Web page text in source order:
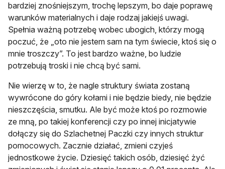
bardziej znośniejszym, trochę lepszym, bo daje poprawę
warunków materialnych i daje rodzaj jakiejś uwagi.
Spełnia ważną potrzebę wobec ubogich, którzy mogą
poczuć, że „oto nie jestem sam na tym świecie, ktoś się o
mnie troszczy”. To jest bardzo ważne, bo ludzie
potrzebują troski i nie chcą być sami.
Nie wierzę w to, że nagle struktury świata zostaną
wywrócone do góry kołami i nie będzie biedy, nie będzie
nieszczęścia, smutku. Ale być może ktoś po rozmowie
ze mną, po takiej konferencji czy po innej inicjatywie
dołączy się do Szlachetnej Paczki czy innych struktur
pomocowych. Zacznie działać, zmieni czyjeś
jednostkowe życie. Dziesięć takich osób, dziesięć żyć